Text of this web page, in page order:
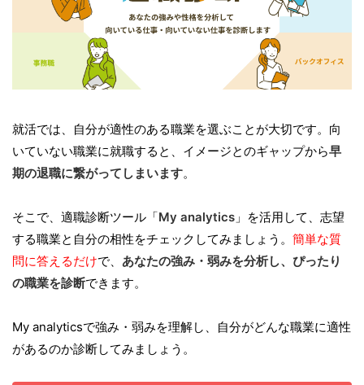
就活では、自分が適性のある職業を選ぶことが大切です。向
いていない職業に就職すると、イメージとのギャップから早
期の退職に繋がってしまいます。
そこで、適職診断ツール「My analytics 」を活用して、志望
する職業と自分の相性をチェックしてみましょう。 簡単な質
問に答えるだけで、 あなたの強み・弱みを分析し、ぴったり
の職業を診断できます。
My analyticsで強み・弱みを理解し、自分がどんな職業に適性
があるのか診断してみましょう。